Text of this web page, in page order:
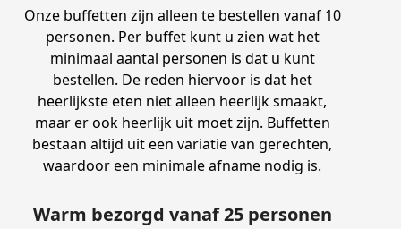
Onze buffetten zijn alleen te bestellen vanaf 10
personen. Per buffet kunt u zien wat het
minimaal aantal personen is dat u kunt
bestellen. De reden hiervoor is dat het
heerlijkste eten niet alleen heerlijk smaakt,
maar er ook heerlijk uit moet zijn. Buffetten
bestaan altijd uit een variatie van gerechten,
waardoor een minimale afname nodig is.
Warm bezorgd vanaf 25 personen